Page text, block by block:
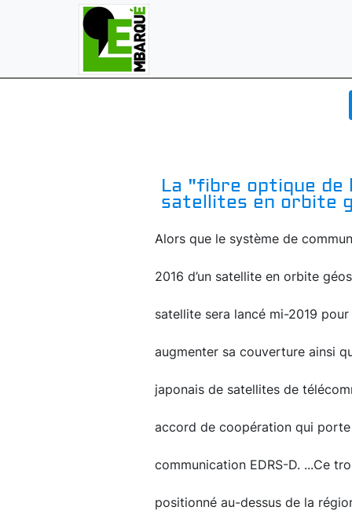
La "fibre optique de
satellites en orbite
Alors que le système de
2016 d’un satellite en orbite
satellite sera lancé mi-2019
augmenter sa couverture ainsi
japonais de satellites de
accord de coopération qui
communication EDRS-D. ...Ce
positionné au-dessus de la